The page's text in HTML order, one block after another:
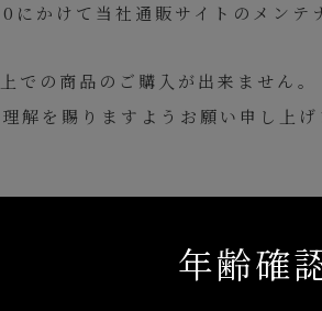
かけて当社通販サイトのメンテ
での商品のご購入が出来ません。
解を賜りますようお願い申し上げ
年齢確